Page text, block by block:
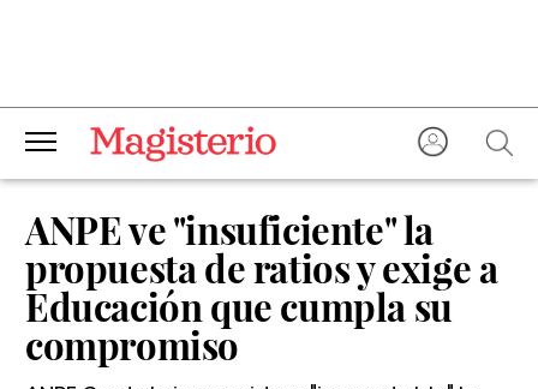
ANPE ve "insuficiente" la
propuesta de ratios y exige a
Educación que cumpla su
compromiso